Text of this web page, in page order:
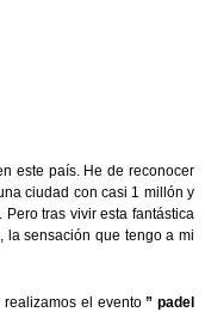
este país. He de reconocer
ciudad con casi 1 millón y
tras vivir esta fantástica
la sensación que tengo a mi
realizamos el evento” padel